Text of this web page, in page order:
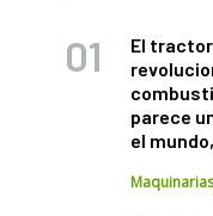
El
parece
el